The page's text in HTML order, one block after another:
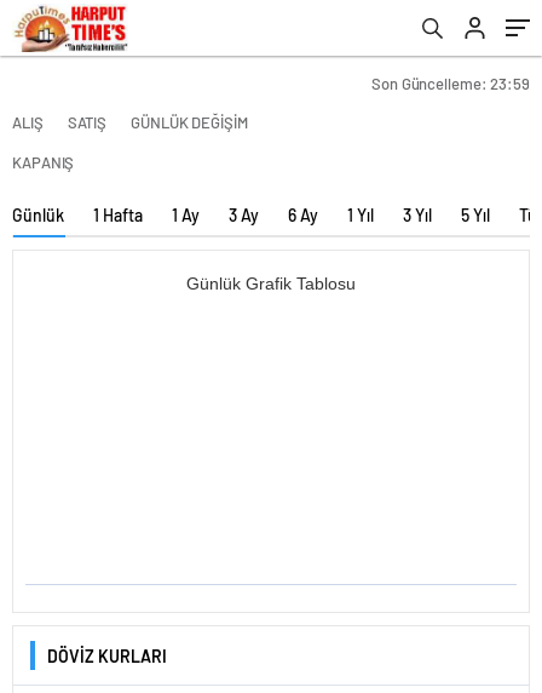
Son Güncelleme: 23:59
ALIŞ
SATIŞ GÜNLÜK DEĞİŞİM
KAPANIŞ
Günlük 1 Hafta 1 Ay 3 Ay 6 Ay 1 Yıl 3 Yıl 5 Yıl
Günlük Grafik Tablosu
DÖVİZ KURLARI